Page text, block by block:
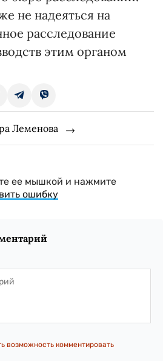
не надеяться на
расследование
этим органом
Леменова
ее мышкой и нажмите
ошибку
возможность комментировать